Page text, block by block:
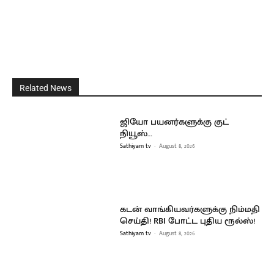
Related News
ஜியோ பயனர்களுக்கு குட்
நியூஸ்…
Sathiyam tv - August 8, 2026
கடன் வாங்கியவர்களுக்கு நிம்மதி
செய்தி! RBI போட்ட புதிய ரூல்ஸ்!
Sathiyam tv - August 8, 2026